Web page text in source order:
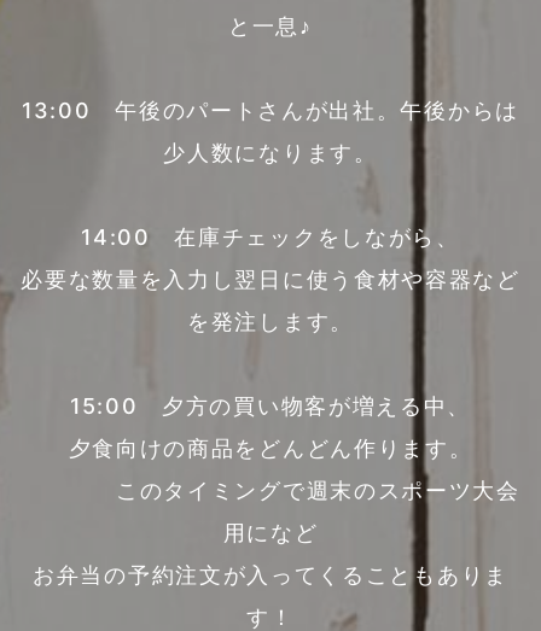
と一息♪
13:00 午後のパートさんが出社。午後からは
少人数になります。
14:00 在庫チェックをしながら、
必要な数量を入力し翌日に使う食材や容器など
を発注します。
15:00 夕方の買い物客が増える中、
夕食向けの商品をどんどん作ります。
このタイミングで週末のスポーツ大会
用になど
お弁当の予約注文が入ってくることもありま
す！